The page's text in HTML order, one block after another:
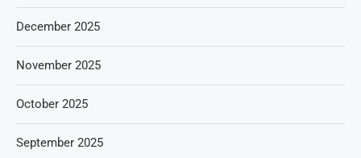
December 2025
November 2025
October 2025
September 2025